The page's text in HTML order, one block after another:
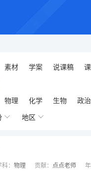
素材 学案 说课稿
物理 化学 生物
政治
地区
： 物理 贡献： 点点老师